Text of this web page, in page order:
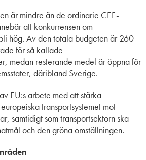
är mindre än de ordinarie CEF-
att konkurrensen om
hög. Av den totala budgeten är 260
för så kallade
medan resterande medel är öppna för
däribland Sverige.
EU:s arbete med att stärka
transportsystemet mot
samtidigt som transportsektorn ska
och den gröna omställningen.